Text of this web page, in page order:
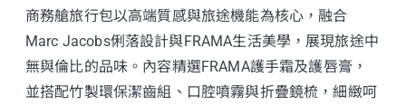
商務艙旅行包以高端質感與旅途機能為核心，融合
Marc Jacobs俐落設計與FRAMA生活美學，展現旅途中
無與倫比的品味。內容精選FRAMA護手霜及護唇膏，
並搭配竹製環保潔齒組、口腔噴霧與折疊鏡梳，細緻呵